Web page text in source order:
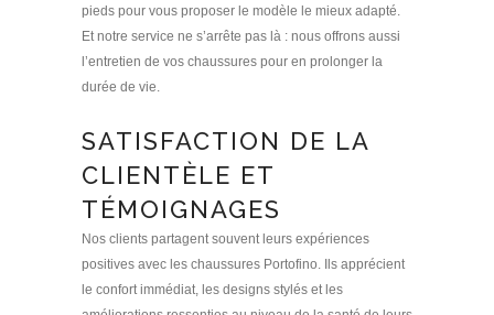
pieds pour vous proposer le modèle le mieux adapté.
Et notre service ne s’arrête pas là : nous offrons aussi
l’entretien de vos chaussures pour en prolonger la
durée de vie.
SATISFACTION DE LA
CLIENTÈLE ET
TÉMOIGNAGES
Nos clients partagent souvent leurs expériences
positives avec les chaussures Portofino. Ils apprécient
le confort immédiat, les designs stylés et les